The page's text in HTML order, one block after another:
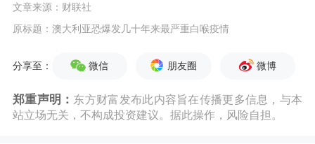
文章来源：财联社
原标题：澳大利亚恐爆发几十年来最严重白喉疫情
分享至： 微信 朋友圈 微博
郑重声明： 东方财富发布此内容旨在传播更多信息，与本
站立场无关，不构成投资建议。据此操作，风险自担。